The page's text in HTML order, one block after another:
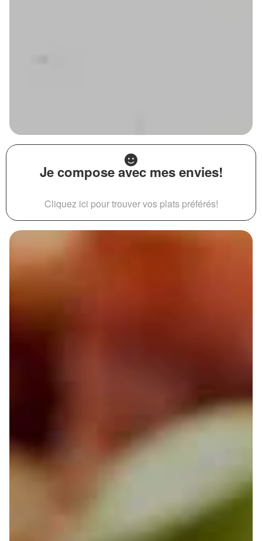
Je compose avec mes envies!
Cliquez ici pour trouver vos plats préférés!